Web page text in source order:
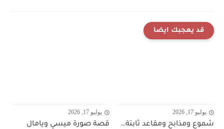
قد يعجبك ايضا
يوليو 17, 2026
شموع ومذابح ومقاعد ثابتة…
يوليو 17, 2026
قصة صورة ميسي ويامال